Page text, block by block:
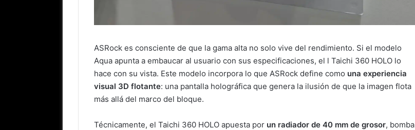
ASRock es consciente de que la gama alta no solo vive del rendimiento. Si el modelo
Aqua apunta a embaucar al usuario con sus especificaciones, el l Taichi 360 HOLO lo
hace con su vista. Este modelo incorpora lo que ASRock define como una experiencia
visual 3D flotante: una pantalla holográfica que genera la ilusión de que la imagen flota
más allá del marco del bloque.
Técnicamente, el Taichi 360 HOLO apuesta por un radiador de 40 mm de grosor, bomba